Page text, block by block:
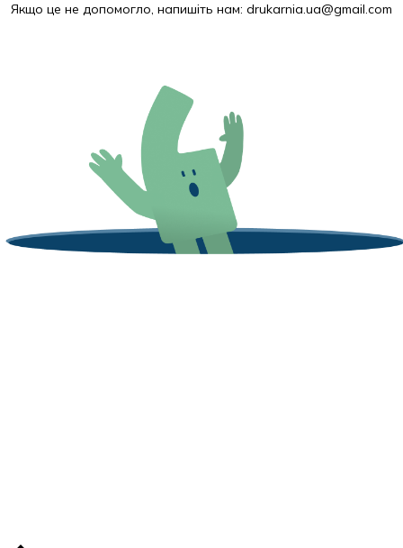
Якщо це не допомогло, напишіть нам: drukarnia.ua@gmail.com